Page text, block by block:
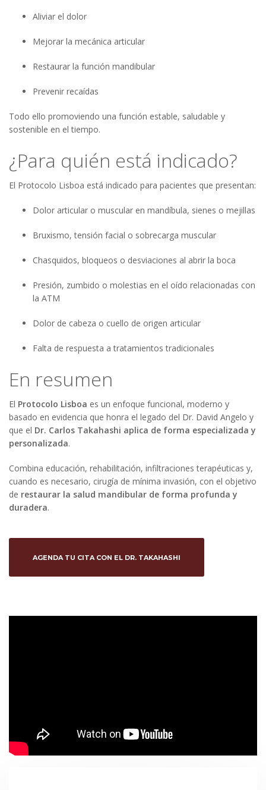
Aliviar el dolor
Mejorar la mecánica articular
Restaurar la función mandibular
Prevenir recaídas
Todo ello promoviendo una función estable, saludable y
sostenible en el tiempo.
¿Para quién está indicado?
El Protocolo Lisboa está indicado para pacientes que presentan:
Dolor articular o muscular en mandíbula, sienes o mejillas
Bruxismo, tensión facial o sobrecarga muscular
Chasquidos, bloqueos o desviaciones al abrir la boca
Presión, zumbido o molestias en el oído relacionadas con
la ATM
Dolor de cabeza o cuello de origen articular
Falta de respuesta a tratamientos tradicionales
En resumen
El Protocolo Lisboa es un enfoque funcional, moderno y
basado en evidencia que honra el legado del Dr. David Angelo y
que el Dr. Carlos Takahashi aplica de forma especializada y
personalizada.
Combina educación, rehabilitación, infiltraciones terapéuticas y,
cuando es necesario, cirugía de mínima invasión, con el objetivo
de restaurar la salud mandibular de forma profunda y
duradera.
AGENDA TU CITA CON EL DR. TAKAHASHI